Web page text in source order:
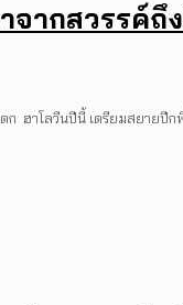
าจากสวร
ก ฮาโลวีนปีนี้ เตรียมสยายปีก